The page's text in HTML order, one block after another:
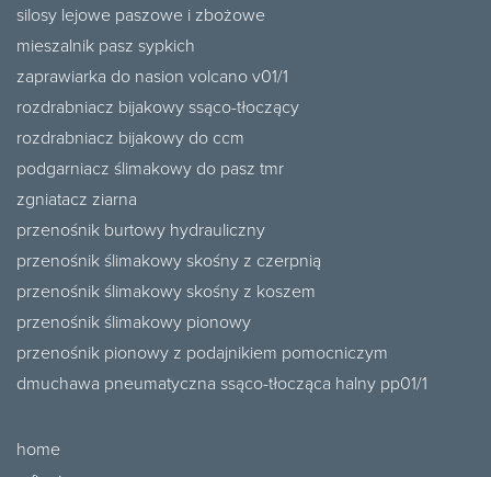
home
silosy lejowe paszowe i zbożowe
mieszalnik pasz sypkich
zaprawiarka do nasion volcano v01/1
rozdrabniacz bijakowy ssąco-tłoczący
rozdrabniacz bijakowy do ccm
podgarniacz ślimakowy do pasz tmr
zgniatacz ziarna
przenośnik burtowy hydrauliczny
przenośnik ślimakowy skośny z czerpnią
przenośnik ślimakowy skośny z koszem
przenośnik ślimakowy pionowy
przenośnik pionowy z podajnikiem pomocniczym
dmuchawa pneumatyczna ssąco-tłocząca halny pp01/1